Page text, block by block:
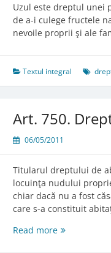
Uzul este dreptul unei
de a-i culege fructele
nevoile proprii şi ale
Textul integral
Art. 750.
06/05/2011
Titularul dreptului de
locuinţa nudului
chiar dacă nu a fost
care s-a constituit
Read moreArt.